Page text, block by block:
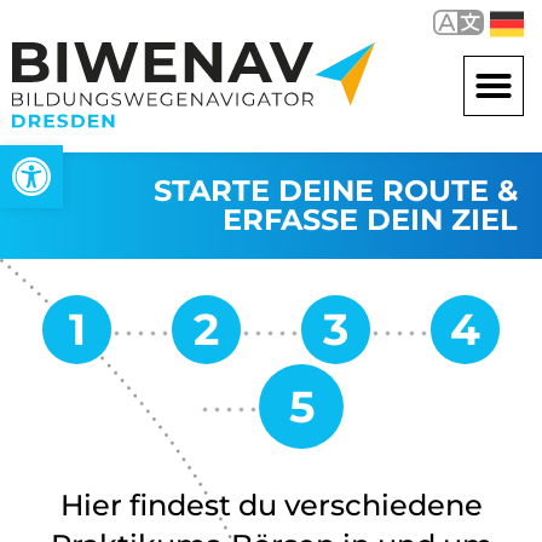
Werkzeugleiste öffnen
STARTE DEINE ROUTE &
ERFASSE DEIN ZIEL
Hier findest du verschiedene